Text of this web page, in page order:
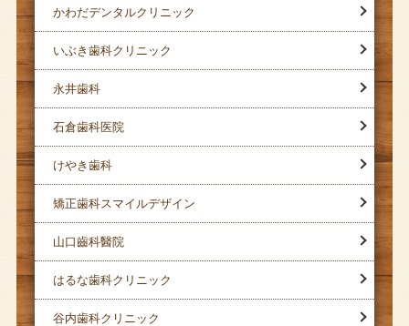
かわだデンタルクリニック
いぶき歯科クリニック
永井歯科
石倉歯科医院
けやき歯科
矯正歯科スマイルデザイン
山口齒科醫院
はるな歯科クリニック
谷内歯科クリニック